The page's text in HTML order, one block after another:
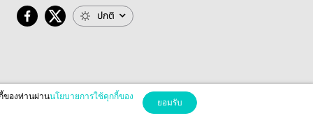
ปกติ
ของท่านผ่านนโยบายการใช้คุกกี้ของ
ยอมรับ